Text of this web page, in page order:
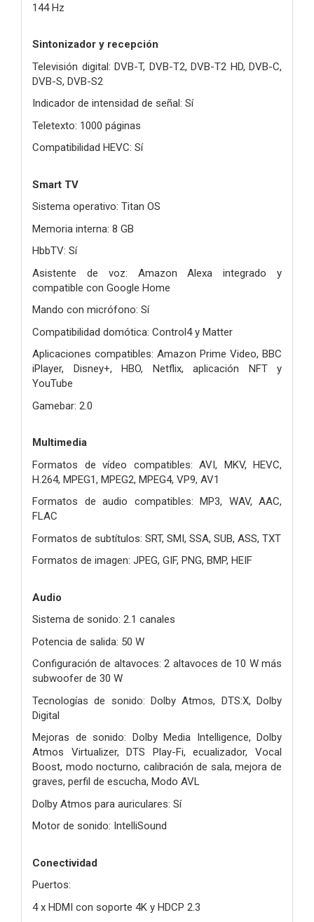
144 Hz
Sintonizador y recepción
Televisión digital: DVB-T, DVB-T2, DVB-T2 HD, DVB-C,
DVB-S, DVB-S2
Indicador de intensidad de señal: Sí
Teletexto: 1000 páginas
Compatibilidad HEVC: Sí
Smart TV
Sistema operativo: Titan OS
Memoria interna: 8 GB
HbbTV: Sí
Asistente de voz: Amazon Alexa integrado y
compatible con Google Home
Mando con micrófono: Sí
Compatibilidad domótica: Control4 y Matter
Aplicaciones compatibles: Amazon Prime Video, BBC
iPlayer, Disney+, HBO, Netflix, aplicación NFT y
YouTube
Gamebar: 2.0
Multimedia
Formatos de vídeo compatibles: AVI, MKV, HEVC,
H.264, MPEG1, MPEG2, MPEG4, VP9, AV1
Formatos de audio compatibles: MP3, WAV, AAC,
FLAC
Formatos de subtítulos: SRT, SMI, SSA, SUB, ASS, TXT
Formatos de imagen: JPEG, GIF, PNG, BMP, HEIF
Audio
Sistema de sonido: 2.1 canales
Potencia de salida: 50 W
Configuración de altavoces: 2 altavoces de 10 W más
subwoofer de 30 W
Tecnologías de sonido: Dolby Atmos, DTS:X, Dolby
Digital
Mejoras de sonido: Dolby Media Intelligence, Dolby
Atmos Virtualizer, DTS Play-Fi, ecualizador, Vocal
Boost, modo nocturno, calibración de sala, mejora de
graves, perfil de escucha, Modo AVL
Dolby Atmos para auriculares: Sí
Motor de sonido: IntelliSound
Conectividad
Puertos:
4 x HDMI con soporte 4K y HDCP 2.3